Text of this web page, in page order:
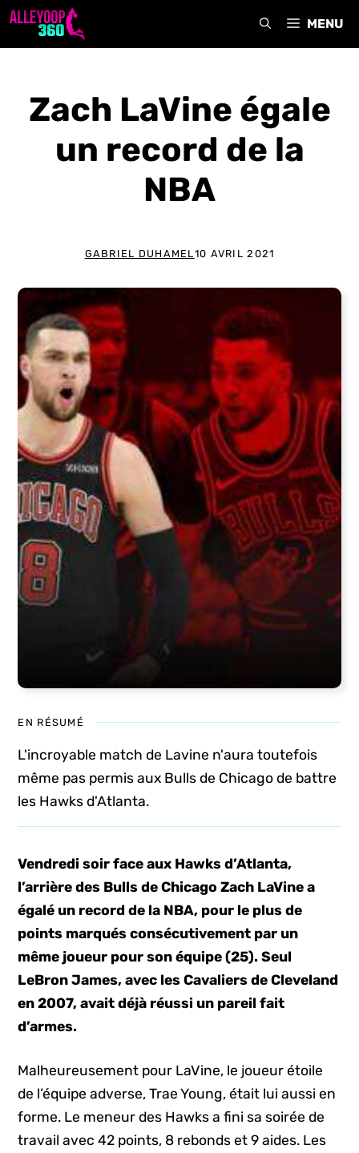
Aller
MENU
Zach LaVine égale
un record de la
NBA
GABRIEL DUHAMEL10 AVRIL 2021
EN RÉSUMÉ
L'incroyable match de Lavine n'aura toutefois
même pas permis aux Bulls de Chicago de battre
les Hawks d'Atlanta.
Vendredi soir face aux Hawks d’Atlanta,
l’arrière des Bulls de Chicago Zach LaVine a
égalé un record de la NBA, pour le plus de
points marqués consécutivement par un
même joueur pour son équipe (25). Seul
LeBron James, avec les Cavaliers de Cleveland
en 2007, avait déjà réussi un pareil fait
d’armes.
Malheureusement pour LaVine, le joueur étoile
de l’équipe adverse, Trae Young, était lui aussi en
forme. Le meneur des Hawks a fini sa soirée de
travail avec 42 points, 8 rebonds et 9 aides. Les